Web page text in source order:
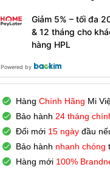
Giảm 5% – tối đa
& 12 tháng cho
hàng HPL
Powered by
Hàng Chính Hãng Mi
Bảo hành 24 tháng
Đổi mới 15 ngàyđầu
Bảo hành nhanh chóng
Hàng mới 100%